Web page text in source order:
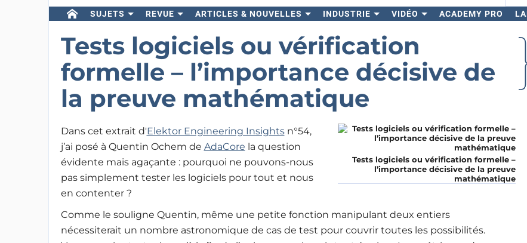
SUJETS REVUE ARTICLES & NOUVELLES INDUSTRIE VIDÉO ACADEMY PRO
Tests logiciels ou vérification
formelle – l’importance décisive de
la preuve mathématique
Tests logiciels ou vérification formelle –
l’importance décisive de la preuve
mathématique
Dans cet extrait d'Elektor Engineering Insightsn°54,
j’ai posé à Quentin Ochem de AdaCore la question
évidente mais agaçante : pourquoi ne pouvons-nous
pas simplement tester les logiciels pour tout et nous
en contenter ?
Comme le souligne Quentin, même une petite fonction manipulant deux entiers
nécessiterait un nombre astronomique de cas de test pour couvrir toutes les possibilités.